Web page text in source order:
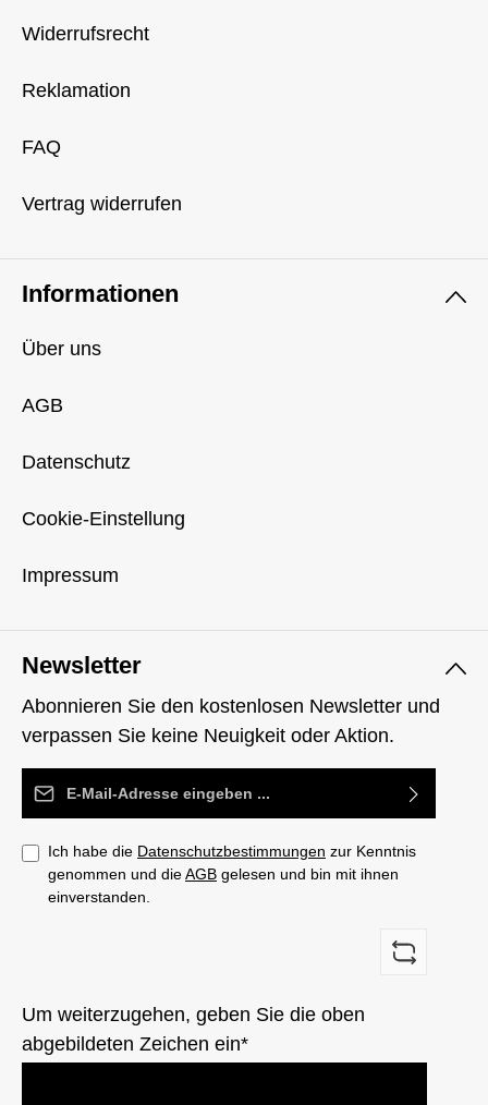
Newsletter
Abonnieren Sie den kostenlosen Newsletter und
verpassen Sie keine Neuigkeit oder Aktion.
E-Mail-Adresse*
Ich habe die Datenschutzbestimmungen zur Kenntnis
genommen und dieAGB gelesen und bin mit ihnen
einverstanden.
Um weiterzugehen, geben Sie die oben
abgebildeten Zeichen ein*
Widerrufsrecht
Reklamation
FAQ
Vertrag widerrufen
Informationen
Über uns
AGB
Datenschutz
Cookie-Einstellung
Impressum